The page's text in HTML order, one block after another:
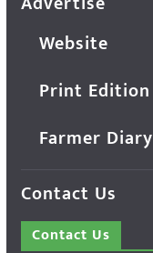
Website
Print Edition
Farmer Diary
Contact Us
Contact Us